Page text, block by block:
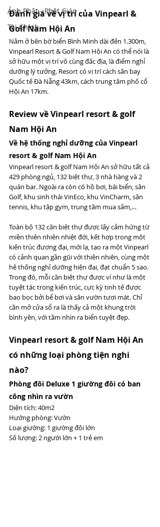
Ảnh Phật - Phật Giáo
Tài Chính
Đánh giá về vị trí của Vinpearl &
Golf Nam Hội An
Nằm ở bên bờ biển Bình Minh dài đến 1.300m,
Vinpearl Resort & Golf Nam Hội An có thể nói là
sở hữu một vị trí vô cùng đắc địa, là điểm nghỉ
dưỡng lý tưởng. Resort có vị trí cách sân bay
Quốc tế Đà Nẵng 43km, cách trung tâm phố cổ
Hội An 17km.
Review về Vinpearl resort & golf
Nam Hội An
Về hệ thống nghỉ dưỡng của Vinpearl
resort & golf Nam Hội An
Vinpearl resort & golf Nam Hội An sở hữu tất cả
429 phòng ngủ, 132 biệt thự, 3 nhà hàng và 2
quán bar. Ngoài ra còn có hồ bơi, bãi biển, sân
Golf, khu sinh thái VinEco, khu VinCharm, sân
tennis, khu tập gym, trung tâm mua sắm,…
Toàn bộ 132 căn biệt thự được lấy cảm hứng từ
miền thiên nhiên nhiệt đới, kết hợp trong một
kiến trúc đương đại, mới lạ, tạo ra một Vinpearl
có cảnh quan gần gũi với thiên nhiên, cùng một
hệ thống nghỉ dưỡng hiện đại, đạt chuẩn 5 sao.
Trong đó, mỗi căn biệt thự được ví như là một
tuyệt tác trong kiến trúc, cực kỳ tinh tế được
bao bọc bởi bể bơi và sân vườn tươi mát. Chỉ
cần mở cửa sổ ra là thấy cả một khung trời
bình yên, với tầm nhìn ra biển tuyệt đẹp.
Vinpearl resort & golf Nam Hội An
có những loại phòng tiện nghi
nào?
Phòng đôi Deluxe 1 giường đôi có ban
công nhìn ra vườn
Diện tích: 40m2
Hướng phòng: Vườn
Loại giường: 1 giường đôi lớn
Số lượng: 2 người lớn + 1 trẻ em